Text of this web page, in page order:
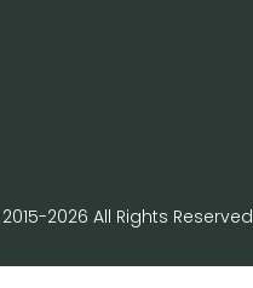
2026 All Rights Reserved